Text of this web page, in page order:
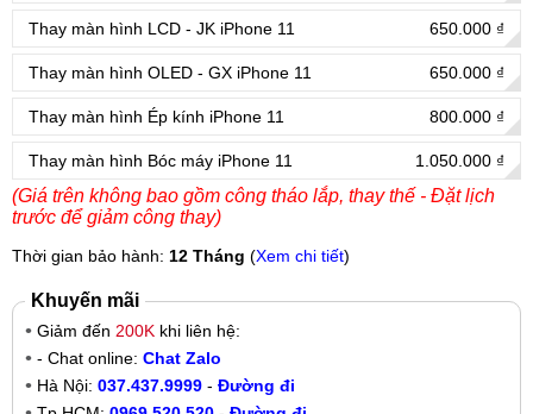
Thay màn hình LCD - JK iPhone 11 650.000 ₫
Thay màn hình OLED - GX iPhone 11 650.000 ₫
Thay màn hình Ép kính iPhone 11 800.000 ₫
Thay màn hình Bóc máy iPhone 11 1.050.000 ₫
(Giá trên không bao gồm công tháo lắp, thay thế - Đặt lịch
trước để giảm công thay)
Thời gian bảo hành: 12 Tháng (Xem chi tiết)
Khuyến mãi
Giảm đến 200K khi liên hệ:
- Chat online: Chat Zalo
Hà Nội: 037.437.9999 - Đường đi